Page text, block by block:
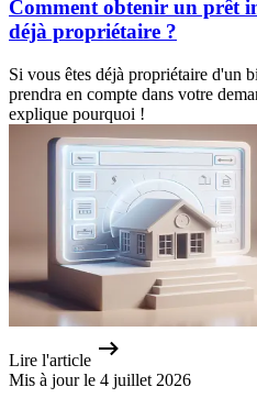
Comment obtenir un prêt
déjà propriétaire ?
Si vous êtes déjà propriétaire d'un
prendra en compte dans votre
explique pourquoi !
Lire l'article
Mis à jour le 4 juillet 2026